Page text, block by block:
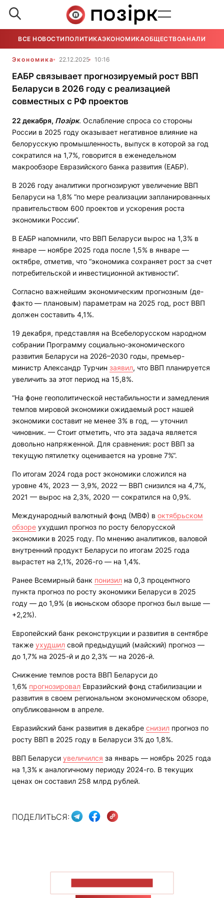
ВСЕ НОВОСТИ ПОЛИТИКАЭКОНОМИКАОБЩЕСТВОАНАЛИТИКА
Экономика 22.12.2025 10:16
ЕАБР связывает прогнозируемый рост ВВП
Беларуси в 2026 году с реализацией
совместных с РФ проектов
22 декабря, Позірк. Ослабление спроса со стороны
России в 2025 году оказывает негативное влияние на
белорусскую промышленность, выпуск в которой за год
сократился на 1,7%, говорится в еженедельном
макрообзоре Евразийского банка развития (ЕАБР).
В 2026 году аналитики прогнозируют увеличение ВВП
Беларуси на 1,8% “по мере реализации запланированных
правительством 600 проектов и ускорения роста
экономики России“.
В ЕАБР напомнили, что ВВП Беларуси вырос на 1,3% в
январе — ноябре 2025 года после 1,5% в январе —
октябре, отметив, что “экономика сохраняет рост за счет
потребительской и инвестиционной активности“.
Согласно важнейшим экономическим прогнозным (де-
факто — плановым) параметрам на 2025 год, рост ВВП
должен составить 4,1%.
19 декабря, представляя на Всебелорусском народном
собрании Программу социально-экономического
развития Беларуси на 2026–2030 годы, премьер-
министр Александр Турчин заявил, что ВВП планируется
увеличить за этот период на 15,8%.
“На фоне геополитической нестабильности и замедления
темпов мировой экономики ожидаемый рост нашей
экономики составит не менее 3% в год, — уточнил
чиновник. — Стоит отметить, что эта задача является
довольно напряженной. Для сравнения: рост ВВП за
текущую пятилетку оценивается на уровне 7%“.
По итогам 2024 года рост экономики сложился на
уровне 4%, 2023 — 3,9%, 2022 — ВВП снизился на 4,7%,
2021 — вырос на 2,3%, 2020 — сократился на 0,9%.
Международный валютный фонд (МВФ) в октябрьском
обзоре ухудшил прогноз по росту белорусской
экономики в 2025 году. По мнению аналитиков, валовой
внутренний продукт Беларуси по итогам 2025 года
вырастет на 2,1%, 2026-го — на 1,4%.
Ранее Всемирный банк понизил на 0,3 процентного
пункта прогноз по росту экономики Беларуси в 2025
году — до 1,9% (в июньском обзоре прогноз был выше —
+2,2%).
Европейский банк реконструкции и развития в сентябре
также ухудшил свой предыдущий (майский) прогноз —
до 1,7% на 2025-й и до 2,3% — на 2026-й.
Снижение темпов роста ВВП Беларуси до
1,6% прогнозировал Евразийский фонд стабилизации и
развития в своем региональном экономическом обзоре,
опубликованном в апреле.
Евразийский банк развития в декабре снизил прогноз по
росту ВВП в 2025 году в Беларуси 3% до 1,8%.
ВВП Беларуси увеличился за январь — ноябрь 2025 года
на 1,3% к аналогичному периоду 2024-го. В текущих
ценах он составил 258 млрд рублей.
ПОДЕЛИТЬСЯ: